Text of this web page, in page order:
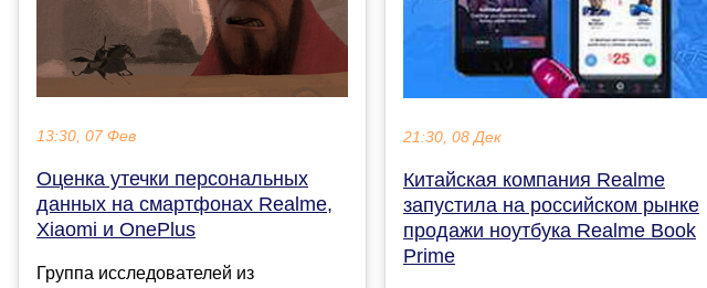
13:30, 07 Фев
Оценка утечки персональных
данных на смартфонах Realme,
Xiaomi и OnePlus
Группа исследователей из
21:30, 08 Дек
Китайская компания Realme
запустила на российском рынке
продажи ноутбука Realme Book
Prime